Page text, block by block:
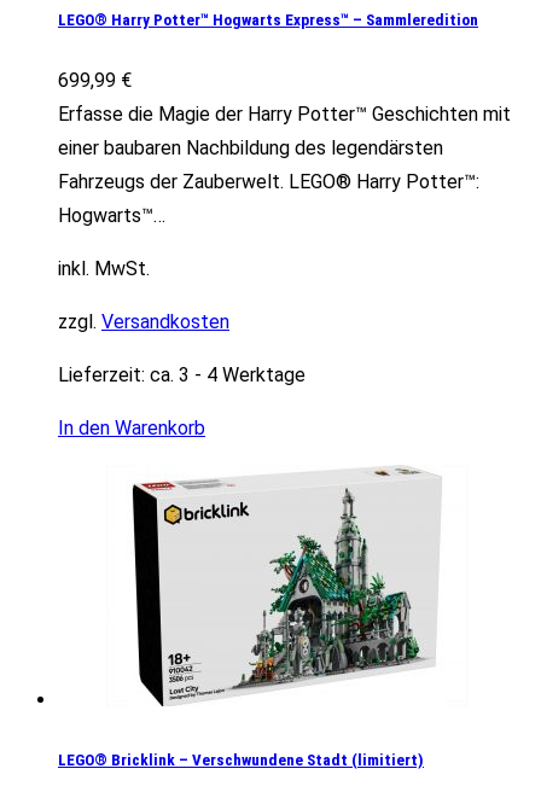
LEGO® Harry Potter™ Hogwarts Express™ – Sammleredition
699,99 €
Erfasse die Magie der Harry Potter™ Geschichten mit
einer baubaren Nachbildung des legendärsten
Fahrzeugs der Zauberwelt. LEGO® Harry Potter™:
Hogwarts™…
inkl. MwSt.
zzgl. Versandkosten
Lieferzeit: ca. 3 - 4 Werktage
In den Warenkorb
LEGO® Bricklink – Verschwundene Stadt (limitiert)